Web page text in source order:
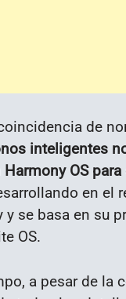
de
inteligentes
OS
en el
y se basa en su
OS.
a pesar de la